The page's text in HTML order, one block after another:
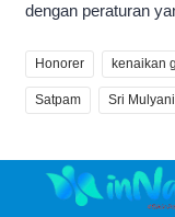
dengan peraturan
Honorer kenaikan
Satpam Sri Mulyani